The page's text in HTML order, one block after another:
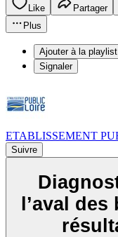
Like Partager
Plus
Ajouter à la playlist
Signaler
ETABLISSEMENT
Suivre
Diagnostic
l’aval